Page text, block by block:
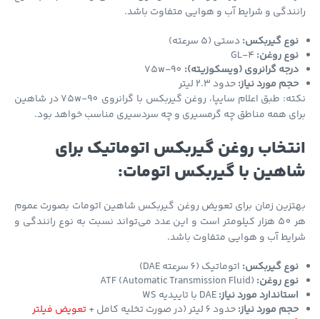
و شرایط آب و هوایی متفاوت باشد.
گیربکس:دستی (5 سرعته)
روغن:GL-4
گرانروی (ویسکوزیته):75w-90
مورد نیاز:حدود 2.3 لیتر
نکته: طبق اعلام سایپا، روغن گیربکس با گرانروی 75w-90 در شاهین
همه مناطق چه گرمسیری و چه سردسیری مناسب خواهد بود.
روغن گیربکس اتوماتیک برای
با گیربکس اتومات:
زمان برای تعویض روغن گیربکس شاهین اتومات بصورت عموم
هر 50 هزار کیلومتر است و این عدد می‌تواند نسبت به نوع رانندگی و
آب و هوایی متفاوت باشد.
گیربکس:اتوماتیک (6 سرعته DAE)
روغن:ATF (Automatic Transmission Fluid)
مورد نیاز:DAE با تاییدیه WS
مورد نیاز:حدود 6 لیتر (در صورت تخلیه کامل +
تعویض فیلتر